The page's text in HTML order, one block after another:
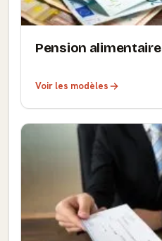
Pension alimentaire
Voir les modèles